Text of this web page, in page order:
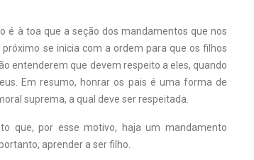
é à toa que a seção dos mandamentos que nos
se inicia com a ordem para que os filhos
entenderem que devem respeito a eles, quando
Em resumo, honrar os pais é uma forma de
suprema, a qual deve ser respeitada.
que, por esse motivo, haja um mandamento
aprender a ser filho.